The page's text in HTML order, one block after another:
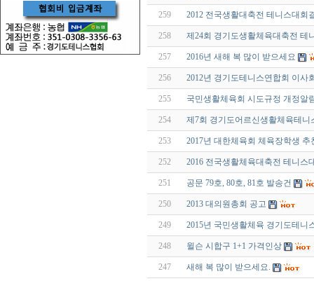
259 2012 전국생활대축전 테니스대회
258 제24회 경기도생활체육대축전 테
257 2016년 새해 복 많이 받으세요
256 2012년 경기도테니스연합회 이사
255 국민생활체육회 시도규정 개정알
254 제7회 경기도어르신생활체육테니
253 2017년 대한체육회 체육장학생 추
252 2016 전국생활체육대축전 테니스
251 공문 79호, 80호, 81호 발송건
250 2013 대의원총회 공고
249 2015년 국민생활체육 경기도테니
248 윌슨 시합구 1+1 가격인상
247 새해 복 많이 받으세요.